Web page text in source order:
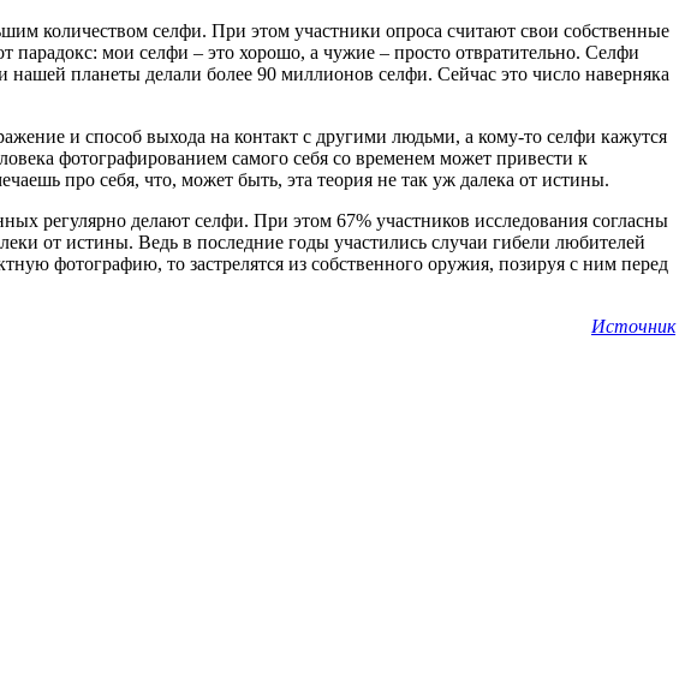
количеством селфи. При этом участники опроса считают свои собственные
мои селфи – это хорошо, а чужие – просто отвратительно. Селфи
нашей планеты делали более 90 миллионов селфи. Сейчас это число наверняка
и способ выхода на контакт с другими людьми, а кому-то селфи кажутся
фотографированием самого себя со временем может привести к
про себя, что, может быть, эта теория не так уж далека от истины.
регулярно делают селфи. При этом 67% участников исследования согласны
от истины. Ведь в последние годы участились случаи гибели любителей
фотографию, то застрелятся из собственного оружия, позируя с ним перед
Источник